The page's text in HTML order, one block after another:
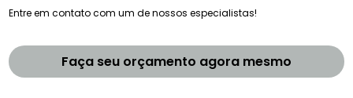
Entre em contato com um de nossos especialistas!
Faça seu orçamento agora mesmo